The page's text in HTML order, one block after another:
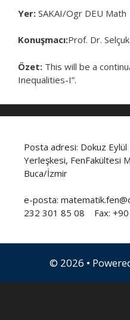
Yer: SAKAI/Ogr DEU Math
Konuşmacı:Prof. Dr.
Özet: This will be a
Inequalities-I”.
Posta adresi: Dokuz
Yerleşkesi, FenFakültesi
Buca/İzmir
e-posta:
232 301 85 08 Fax:
© 2026 •